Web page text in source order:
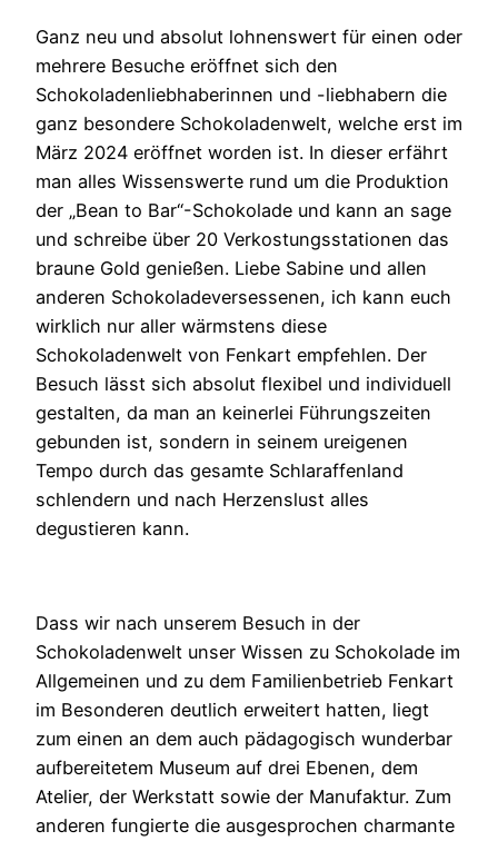
Ganz neu und absolut lohnenswert für einen oder
mehrere Besuche eröffnet sich den
Schokoladenliebhaberinnen und -liebhabern die
ganz besondere Schokoladenwelt, welche erst im
März 2024 eröffnet worden ist. In dieser erfährt
man alles Wissenswerte rund um die Produktion
der „Bean to Bar“-Schokolade und kann an sage
und schreibe über 20 Verkostungsstationen das
braune Gold genießen. Liebe Sabine und allen
anderen Schokoladeversessenen, ich kann euch
wirklich nur aller wärmstens diese
Schokoladenwelt von Fenkart empfehlen. Der
Besuch lässt sich absolut flexibel und individuell
gestalten, da man an keinerlei Führungszeiten
gebunden ist, sondern in seinem ureigenen
Tempo durch das gesamte Schlaraffenland
schlendern und nach Herzenslust alles
degustieren kann.
Dass wir nach unserem Besuch in der
Schokoladenwelt unser Wissen zu Schokolade im
Allgemeinen und zu dem Familienbetrieb Fenkart
im Besonderen deutlich erweitert hatten, liegt
zum einen an dem auch pädagogisch wunderbar
aufbereitetem Museum auf drei Ebenen, dem
Atelier, der Werkstatt sowie der Manufaktur. Zum
anderen fungierte die ausgesprochen charmante